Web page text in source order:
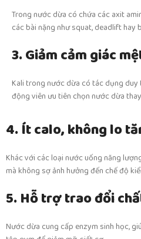
Trong nước dừa có chứa các axit
các bài nặng như squat, deadlift hay
3. Giảm cảm giác
Kali trong nước dừa có tác dụng duy
động viên ưu tiên chọn nước dừa
4. Ít calo, không lo
Khác với các loại nước uống năng
mà không sợ ảnh hưởng đến chế độ
5. Hỗ trợ trao đổi
Nước dừa cung cấp enzym sinh học,